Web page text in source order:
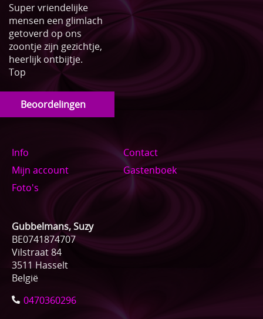
Super vriendelijke
mensen een glimlach
getoverd op ons
zoontje zijn gezichtje,
heerlijk ontbijtje.
Top
Beoordelingen
Info
Contact
Mijn account
Gastenboek
Foto's
Gubbelmans, Suzy
BE0741874707
Vilstraat 84
3511 Hasselt
België
0470360296